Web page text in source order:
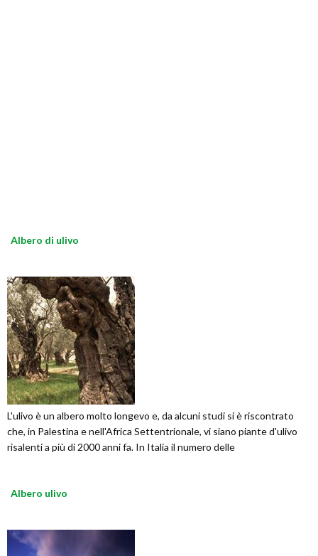
Albero di ulivo
L'ulivo è un albero molto longevo e, da alcuni studi si è riscontrato
che, in Palestina e nell'Africa Settentrionale, vi siano piante d'ulivo
risalenti a più di 2000 anni fa. In Italia il numero delle
Albero ulivo